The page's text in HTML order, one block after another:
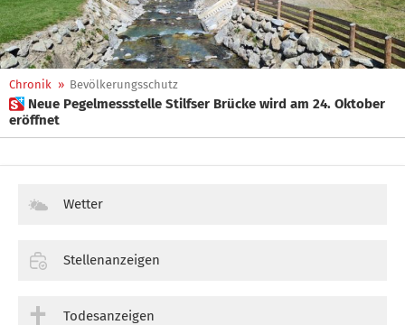
Chronik » Bevölkerungsschutz
 Neue Pegelmessstelle Stilfser Brücke wird am 24. Oktober
eröffnet
Wetter
Stellenanzeigen
Todesanzeigen